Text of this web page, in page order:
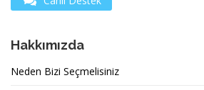
Hakkımızda
Neden Bizi Seçmelisiniz